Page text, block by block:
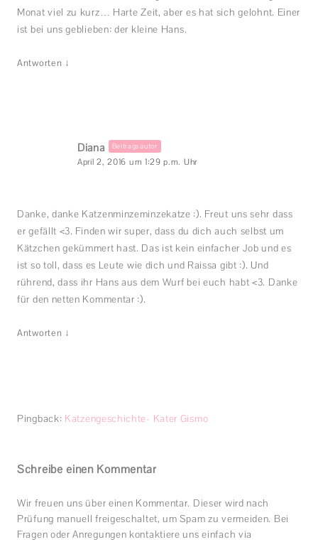
Monat viel zu kurz… Harte Zeit, aber es hat sich gelohnt. Einer
ist bei uns geblieben: der kleine Hans.
Antworten ↓
Diana Beitragsautor
April 2, 2016 um 1:29 p.m. Uhr
Danke, danke Katzenminzeminzekatze :). Freut uns sehr dass
er gefällt <3. Finden wir super, dass du dich auch selbst um
Kätzchen gekümmert hast. Das ist kein einfacher Job und es
ist so toll, dass es Leute wie dich und Raissa gibt :). Und
rührend, dass ihr Hans aus dem Wurf bei euch habt <3. Danke
für den netten Kommentar :).
Antworten ↓
Pingback: Katzengeschichte- Kater Gismo
Schreibe einen Kommentar
Wir freuen uns über einen Kommentar. Dieser wird nach
Prüfung manuell freigeschaltet, um Spam zu vermeiden. Bei
Fragen oder Anregungen kontaktiere uns einfach via